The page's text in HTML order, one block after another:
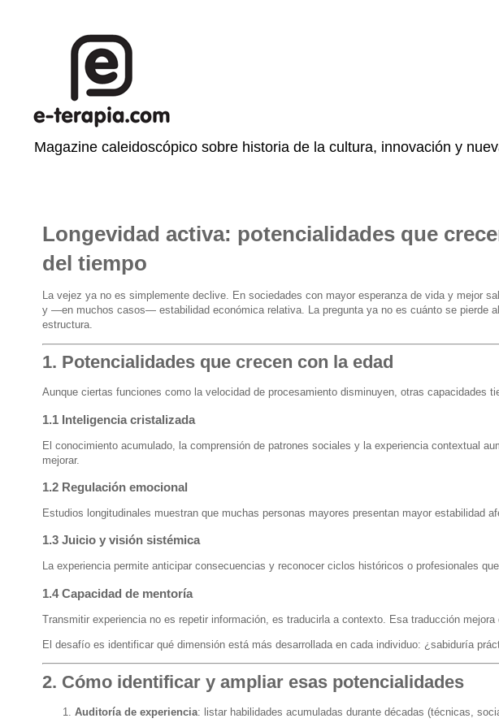
Magazine caleidoscópico sobre historia de la cultura, innovación y
Longevidad activa: potencialidades que
del tiempo
La vejez ya no es simplemente declive. En sociedades con mayor esperanza de vida y mejor
y —en muchos casos— estabilidad económica relativa. La pregunta ya no es cuánto se pierde
estructura.
1. Potencialidades que crecen con la edad
Aunque ciertas funciones como la velocidad de procesamiento disminuyen, otras capacidades
1.1 Inteligencia cristalizada
El conocimiento acumulado, la comprensión de patrones sociales y la experiencia contextual
mejorar.
1.2 Regulación emocional
Estudios longitudinales muestran que muchas personas mayores presentan mayor estabilidad
1.3 Juicio y visión sistémica
La experiencia permite anticipar consecuencias y reconocer ciclos históricos o profesionales
1.4 Capacidad de mentoría
Transmitir experiencia no es repetir información, es traducirla a contexto. Esa traducción mejora
El desafío es identificar qué dimensión está más desarrollada en cada individuo: ¿sabiduría
2. Cómo identificar y ampliar esas potencialidades
Auditoría de experiencia: listar habilidades acumuladas durante décadas (técnicas,